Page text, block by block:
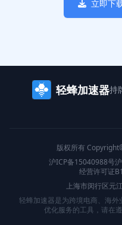
立即下
轻蜂加速器持
版权所有
沪ICP备15040988号
经营许可证
上海市闵行区元
轻蜂加速器是为跨境电商、海
优化服务的工具，请在